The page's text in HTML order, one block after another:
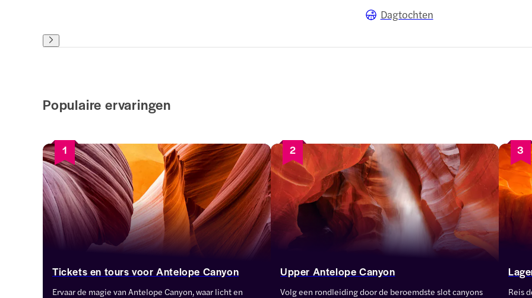
Dagtochten
Populaire ervaringen
1
Tickets en tours voor Antelope Canyon
Ervaar de magie van Antelope Canyon, waar licht en
2
Upper Antelope Canyon
Volg een rondleiding door de beroemdste slot canyons
3
Reis